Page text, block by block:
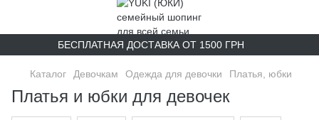
БЕСПЛАТНАЯ ДОСТАВКА ОТ 1500 ГРН
Каталог Девочкам Одежда для девочки Платья, юбки
Платья и юбки для девочек